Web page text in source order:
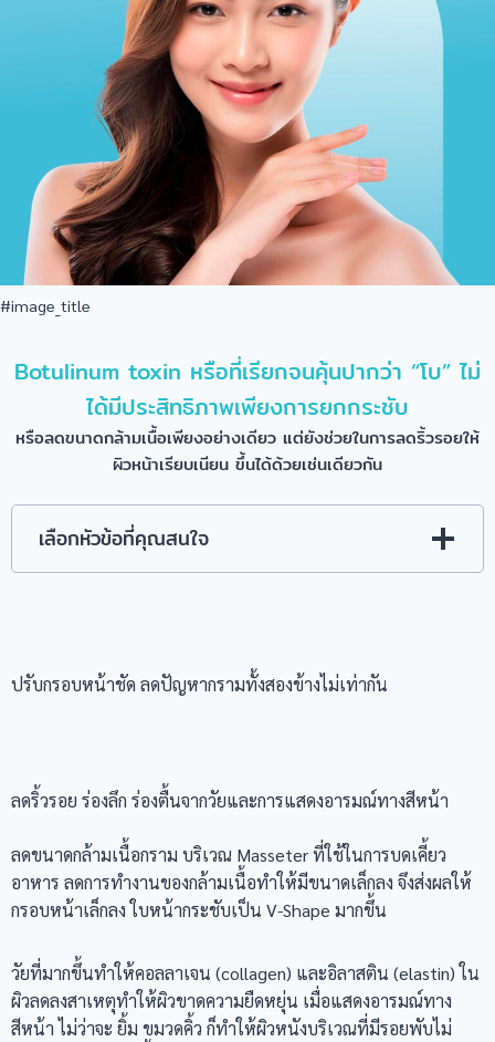
#image_title
Botulinum toxin หรือที่เรียกจนคุ้นปากว่า “โบ” ไม่
ได้มีประสิทธิภาพเพียงการยกกระชับ
หรือลดขนาดกล้ามเนื้อเพียงอย่างเดียว แต่ยังช่วยในการลดริ้วรอยให้
ผิวหน้าเรียบเนียน ขึ้นได้ด้วยเช่นเดียวกัน
เลือกหัวข้อที่คุณสนใจ
ปรับกรอบหน้าชัด ลดปัญหากรามทั้งสองข้างไม่เท่ากัน
ลดริ้วรอย ร่องลึก ร่องตื้นจากวัยและการแสดงอารมณ์ทางสีหน้า
ลดขนาดกล้ามเนื้อกราม บริเวณ Masseter ที่ใช้ในการบดเคี้ยว
อาหาร ลดการทำงานของกล้ามเนื้อทำให้มีขนาดเล็กลง จึงส่งผลให้
กรอบหน้าเล็กลง ใบหน้ากระชับเป็น V-Shape มากขึ้น
วัยที่มากขึ้นทำให้คอลลาเจน (collagen) และอิลาสติน (elastin) ใน
ผิวลดลงสาเหตุทำให้ผิวขาดความยืดหยุ่น เมื่อแสดงอารมณ์ทาง
สีหน้า ไม่ว่าจะ ยิ้ม ขมวดคิ้ว ก็ทำให้ผิวหนังบริเวณที่มีรอยพับไม่